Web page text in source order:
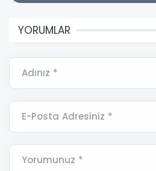
YORUMLAR
Adınız *
E-Posta Adresiniz *
Yorumunuz *